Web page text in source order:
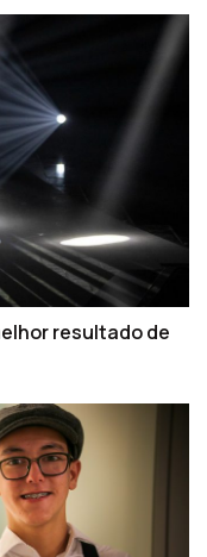
resultado de